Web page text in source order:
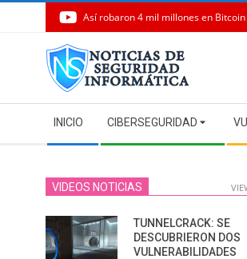
Así robaron 4 mil millones en Bitcoin
Navigation
Menu
INICIO CIBERSEGURIDAD
VIDEOS NOTICIAS
TUNNELCRACK: SE
DESCUBRIERON DOS
VULNERABILIDADES